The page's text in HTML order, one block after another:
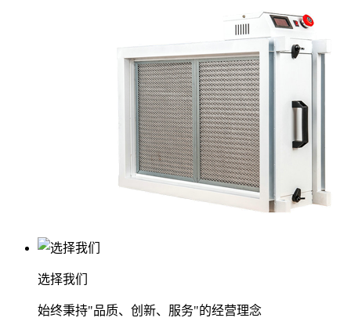
选择我们
始终秉持"品质、创新、服务"的经营理念